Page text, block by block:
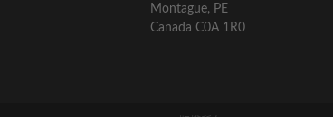
Montague, PE
Canada C0A 1R0